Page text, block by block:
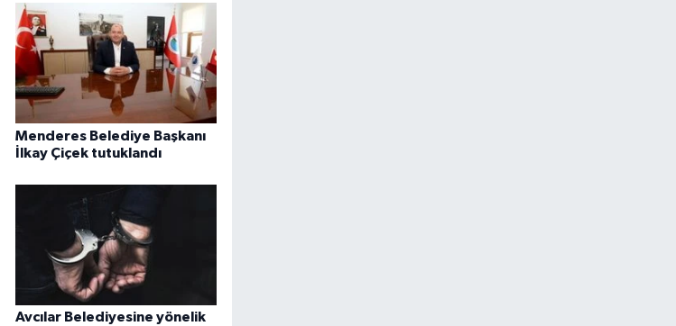
Menderes Belediye Başkanı
İlkay Çiçek tutuklandı
Avcılar Belediyesine yönelik